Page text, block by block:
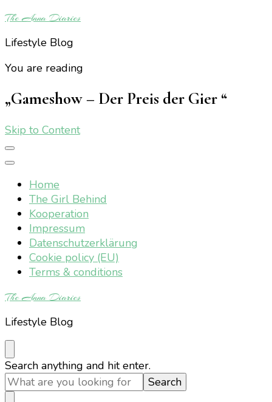
The Anna Diaries
Lifestyle Blog
You are reading
„Gameshow – Der Preis der Gier “
Skip to Content
Home
The Girl Behind
Kooperation
Impressum
Datenschutzerklärung
Cookie policy (EU)
Terms & conditions
The Anna Diaries
Lifestyle Blog
Looking
for
Something?
Search anything and hit enter.